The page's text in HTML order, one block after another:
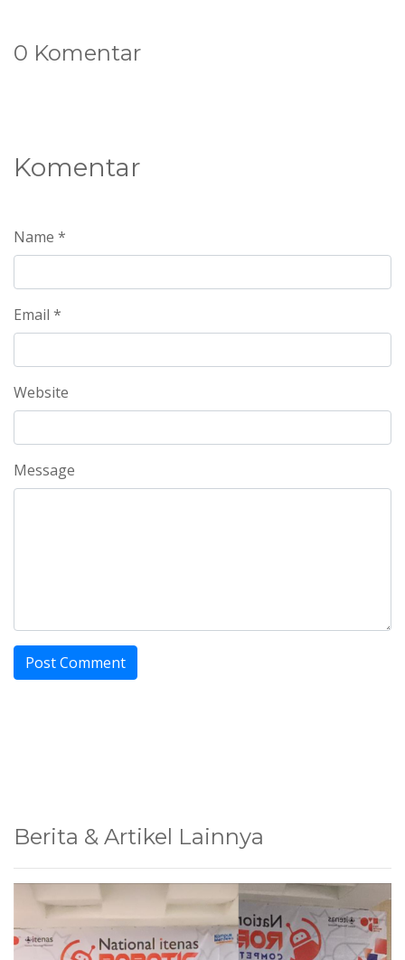
0 Komentar
Komentar
Name *
Email *
Website
Message
Berita & Artikel Lainnya